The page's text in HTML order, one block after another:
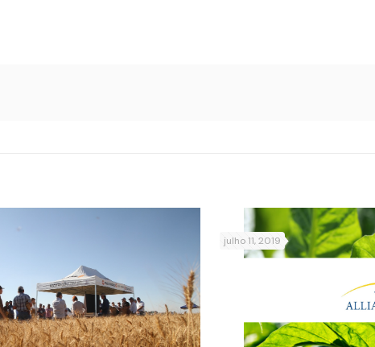
julho 11, 2019